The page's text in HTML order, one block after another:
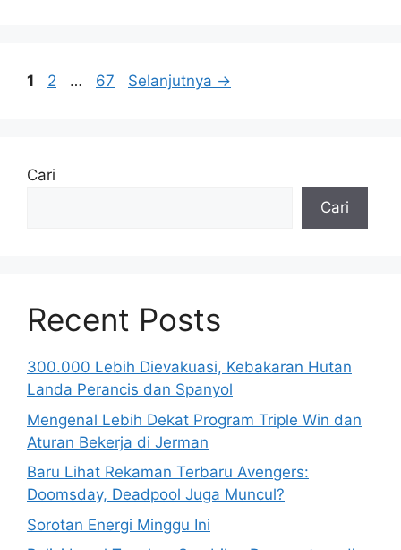
Halaman
1 Halaman
2 … Halaman
67 Selanjutnya →
Cari
Cari
Recent Posts
300.000 Lebih Dievakuasi, Kebakaran Hutan
Landa Perancis dan Spanyol
Mengenal Lebih Dekat Program Triple Win dan
Aturan Bekerja di Jerman
Baru Lihat Rekaman Terbaru Avengers:
Doomsday, Deadpool Juga Muncul?
Sorotan Energi Minggu Ini